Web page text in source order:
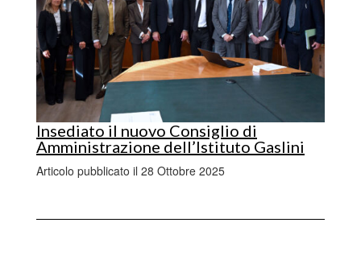
Insediato il nuovo Consiglio di
Amministrazione dell’Istituto Gaslini
Articolo pubblicato il 28 Ottobre 2025